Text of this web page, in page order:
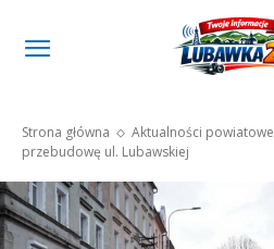
Strona główna Aktualności powiatowe
przebudowę ul. Lubawskiej